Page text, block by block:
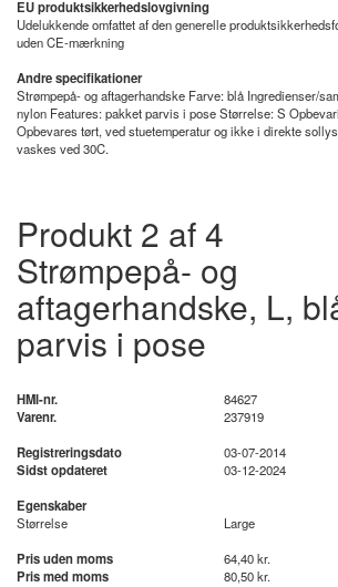
EU produktsikkerhedslovgivning
Udelukkende omfattet af den generelle
uden CE-mærkning
Andre specifikationer
Strømpepå- og aftagerhandske Farve: blå Ingredienser/
nylon Features: pakket parvis i pose Størrelse: S
Opbevares tørt, ved stuetemperatur og ikke i direkte
vaskes ved 30C.
Produkt 2 af 4
Strømpepå- og
aftagerhandske, L,
parvis i pose
HMI-nr.
84627
Varenr.
237919
Registreringsdato
03-07-2014
Sidst opdateret
03-12-2024
Egenskaber
Størrelse
Large
Pris uden moms
64,40 kr.
Pris med moms
80,50 kr.